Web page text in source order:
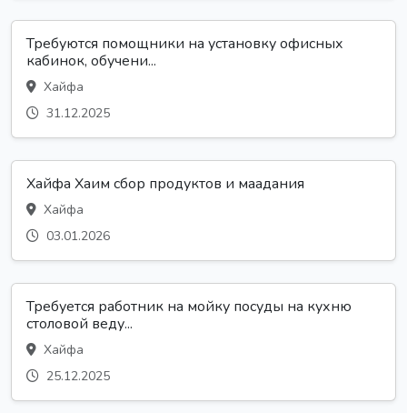
Требуются помощники на установку офисных
кабинок, обучени...
Хайфа
31.12.2025
Хайфа Хаим сбор продуктов и маадания
Хайфа
03.01.2026
Требуется работник на мойку посуды на кухню
столовой веду...
Хайфа
25.12.2025